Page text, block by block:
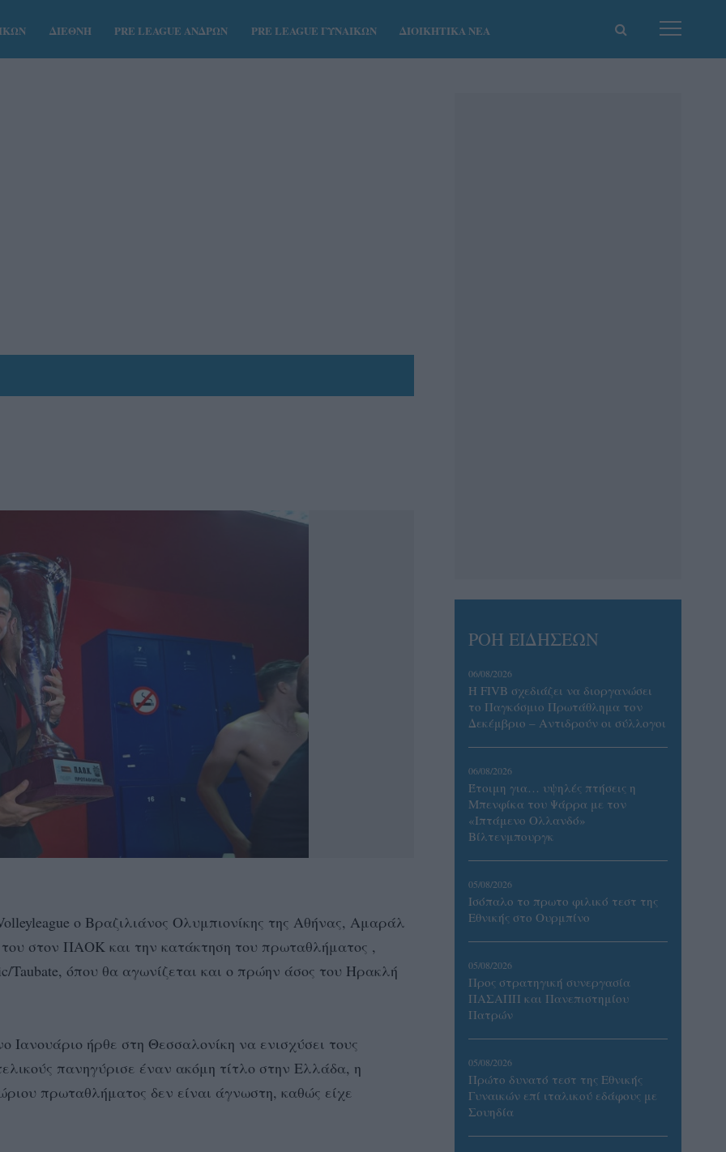
ΔΙΕΘΝΗ PRE LEAGUE ΑΝΔΡΩΝ PRE LEAGUE ΓΥΝΑΙΚΩΝ ΔΙΟΙΚΗΤΙΚΑ ΝΕΑ
ο Βραζιλιάνος Ολυμπιονίκης της Αθήνας, Αμαράλ
στον ΠΑΟΚ και την κατάκτηση του πρωταθλήματος ,
όπου θα αγωνίζεται και ο πρώην άσος του Ηρακλή
ήρθε στη Θεσσαλονίκη να ενισχύσει τους
πανηγύρισε έναν ακόμη τίτλο στην Ελλάδα, η
πρωταθλήματος δεν είναι άγνωστη, καθώς είχε
ΡΟΗ ΕΙΔΗΣΕΩΝ
06/08/2026
Η FIVB σχεδιάζει να διοργανώσει
το Παγκόσμιο Πρωτάθλημα τον
Δεκέμβριο – Αντιδρούν οι σύλλογοι
06/08/2026
Έτοιμη για… υψηλές πτήσεις η
Μπενφίκα του Ψάρρα με τον
«Ιπτάμενο Ολλανδό»
Βίλτενμπουργκ
05/08/2026
Ισόπαλο το πρωτο φιλικό τεστ της
Εθνικής στο Ουρμπίνο
05/08/2026
Προς στρατηγική συνεργασία
ΠΑΣΑΠΠ και Πανεπιστημίου
Πατρών
05/08/2026
Πρώτο δυνατό τεστ της Εθνικής
Γυναικών επί ιταλικού εδάφους με
Σουηδία